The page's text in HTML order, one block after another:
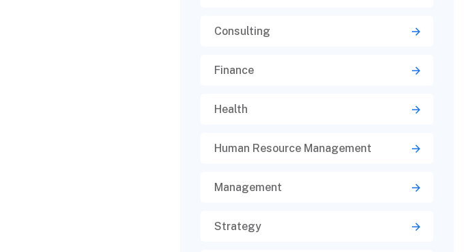
Consulting
Finance
Health
Human Resource Management
Management
Strategy